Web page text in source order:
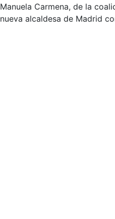
Manuela Carmena, de la
nueva alcaldesa de Madrid